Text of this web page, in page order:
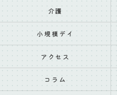
介護
小規模デイ
アクセス
コラム